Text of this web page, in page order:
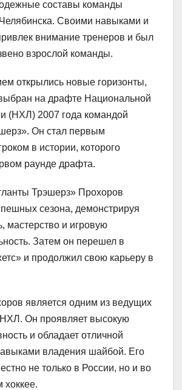
составы команды
Своими навыками и
внимание тренеров и был
взрослой команды.
открылись новые горизонты,
на драфте Национальной
(НХЛ) 2007 года командой
Он стал первым
в истории, которого
раунде драфта.
Трэшерз» Прохоров
сезона, демонстрируя
мастерство и игровую
Затем он перешел в
и продолжил свою карьеру в
является одним из ведущих
Он проявляет высокую
и обладает отличной
владения шайбой. Его
не только в России, но и во